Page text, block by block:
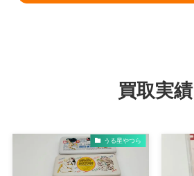
買取実績
うる星やつら